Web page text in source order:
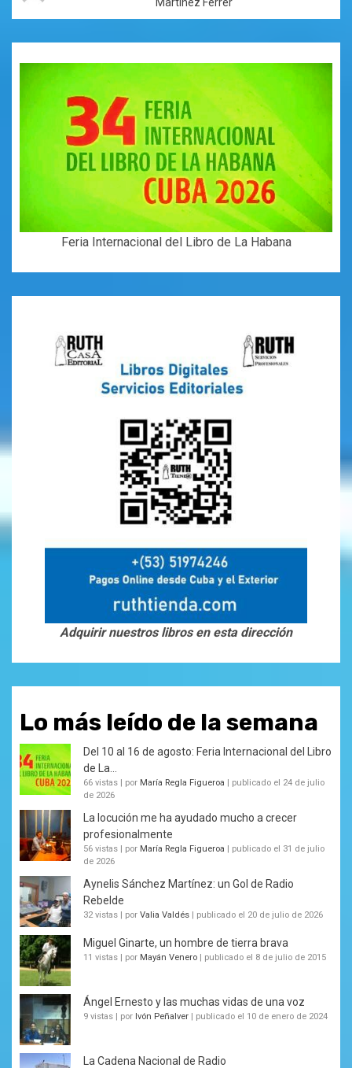
Feria Internacional del Libro de La Habana
Adquirir nuestros libros en esta dirección
Lo más leído de la semana
Del 10 al 16 de agosto: Feria Internacional del Libro
de La...
66 vistas | por María Regla Figueroa | publicado el 24 de julio
de 2026
La locución me ha ayudado mucho a crecer
profesionalmente
56 vistas | por María Regla Figueroa | publicado el 31 de julio
de 2026
Aynelis Sánchez Martínez: un Gol de Radio
Rebelde
32 vistas | por Valia Valdés | publicado el 20 de julio de 2026
Miguel Ginarte, un hombre de tierra brava
11 vistas | por Mayán Venero | publicado el 8 de julio de 2015
Ángel Ernesto y las muchas vidas de una voz
9 vistas | por Ivón Peñalver | publicado el 10 de enero de 2024
La Cadena Nacional de Radio